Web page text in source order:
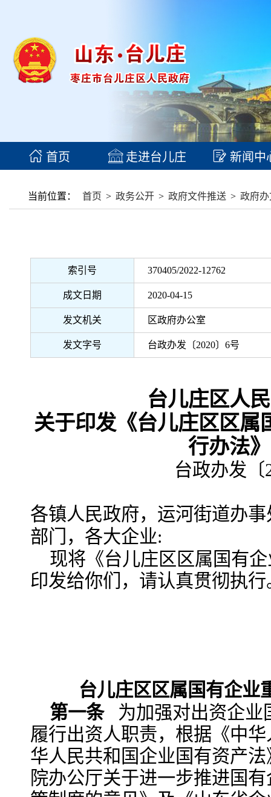
首页 走进台儿庄 新闻中
当前位置： 首页 > 政务公开 > 政府文件推送 > 政府
索引号 370405/2022-12762
成文日期 2020-04-15
发文机关 区政府办公室
发文字号 台政办发〔2020〕6号
台儿庄区人
关于印发《台儿庄区区属
行办法
台政办发〔
各镇人民政府，运河街道办
部门，各大企业:
现将《台儿庄区区属国有
印发给你们，请认真贯彻执行
台儿庄区区属国有企业
第一条为加强对出资企业
履行出资人职责，根据《中
华人民共和国企业国有资产
院办公厅关于进一步推进国